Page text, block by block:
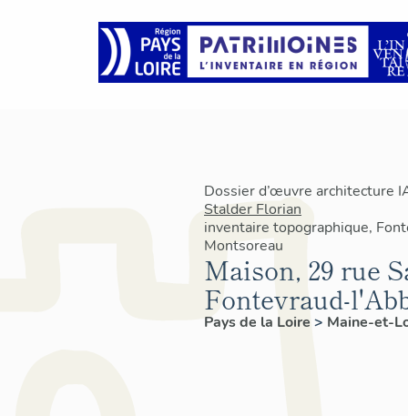
Dossier d’œuvre architecture
Stalder Florian
inventaire topographique,
Montsoreau
Maison, 29 rue
Fontevraud-
Pays de la Loire > Maine-et-